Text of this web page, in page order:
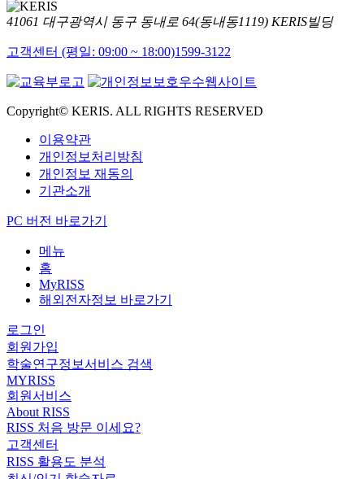
41061 대구광역시 동구 동내로 64(동내동1119) KERIS빌딩
고객센터 (평일: 09:00 ~ 18:00)1599-3122
Copyright© KERIS. ALL RIGHTS RESERVED
이용약관
개인정보처리방침
개인정보 재동의
기관소개
PC 버전 바로가기
메뉴
홈
MyRISS
해외전자정보 바로가기
로그인
회원가입
학술연구정보서비스 검색
MYRISS
회원서비스
About RISS
RISS 처음 방문 이세요?
고객센터
RISS 활용도 분석